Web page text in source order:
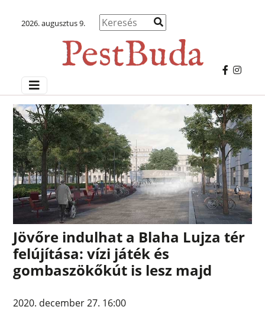
2026. augusztus 9.
Jövőre indulhat a Blaha Lujza tér
felújítása: vízi játék és
gombaszökőkút is lesz majd
2020. december 27. 16:00